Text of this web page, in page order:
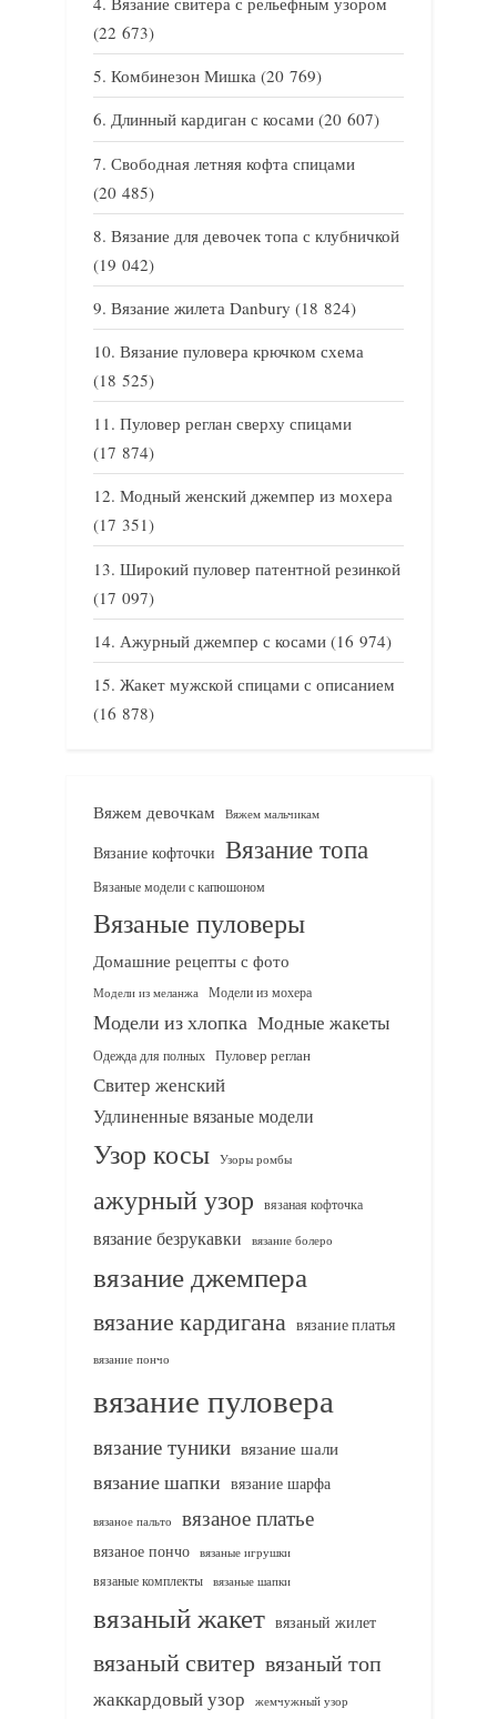
(22 673)
Комбинезон Мишка (20 769)
Длинный кардиган с косами (20 607)
Свободная летняя кофта спицами
(20 485)
Вязание для девочек топа с клубничкой
(19 042)
Вязание жилета Danbury (18 824)
Вязание пуловера крючком схема
(18 525)
Пуловер реглан сверху спицами
(17 874)
Модный женский джемпер из мохера
(17 351)
Широкий пуловер патентной резинкой
(17 097)
Ажурный джемпер с косами (16 974)
Жакет мужской спицами с описанием
(16 878)
Вяжем девочкам Вяжем мальчикам
Вязание кофточки Вязание топа
Вязаные модели с капюшоном
Вязаные пуловеры
Домашние рецепты с фото
Модели из меланжа Модели из мохера
Модели из хлопка Модные жакеты
Одежда для полных Пуловер реглан
Свитер женский
Удлиненные вязаные модели
Узор косы Узоры ромбы
ажурный узор вязаная кофточка
вязание безрукавки вязание болеро
вязание джемпера
вязание кардигана вязание платья
вязание пончо
вязание пуловера
вязание туники вязание шали
вязание шапки вязание шарфа
вязаное пальто вязаное платье
вязаное пончо вязаные игрушки
вязаные комплекты
вязаные шапки
вязаный жакет вязаный жилет
вязаный свитер вязаный топ
жаккардовый узор жемчужный узор